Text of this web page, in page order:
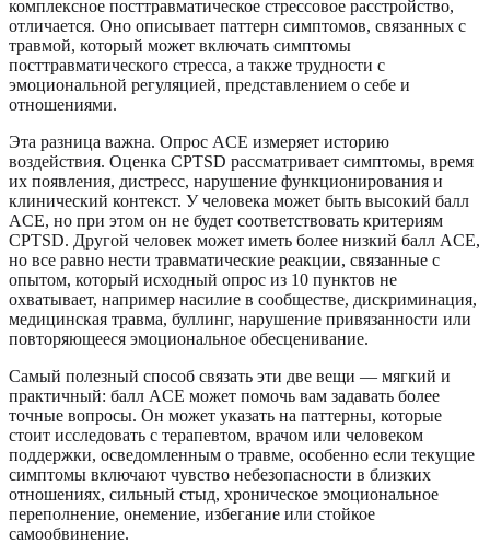
комплексное посттравматическое стрессовое расстройство,
отличается. Оно описывает паттерн симптомов, связанных с
травмой, который может включать симптомы
посттравматического стресса, а также трудности с
эмоциональной регуляцией, представлением о себе и
отношениями.
Эта разница важна. Опрос ACE измеряет историю
воздействия. Оценка CPTSD рассматривает симптомы, время
их появления, дистресс, нарушение функционирования и
клинический контекст. У человека может быть высокий балл
ACE, но при этом он не будет соответствовать критериям
CPTSD. Другой человек может иметь более низкий балл ACE,
но все равно нести травматические реакции, связанные с
опытом, который исходный опрос из 10 пунктов не
охватывает, например насилие в сообществе, дискриминация,
медицинская травма, буллинг, нарушение привязанности или
повторяющееся эмоциональное обесценивание.
Самый полезный способ связать эти две вещи — мягкий и
практичный: балл ACE может помочь вам задавать более
точные вопросы. Он может указать на паттерны, которые
стоит исследовать с терапевтом, врачом или человеком
поддержки, осведомленным о травме, особенно если текущие
симптомы включают чувство небезопасности в близких
отношениях, сильный стыд, хроническое эмоциональное
переполнение, онемение, избегание или стойкое
самообвинение.